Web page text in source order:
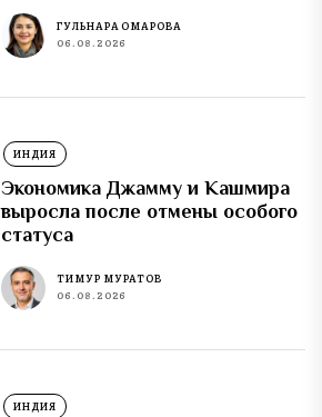
ГУЛЬНАРА ОМАРОВА
06.08.2026
ИНДИЯ
Экономика Джамму и Кашмира
выросла после отмены особого
статуса
ТИМУР МУРАТОВ
06.08.2026
ИНДИЯ